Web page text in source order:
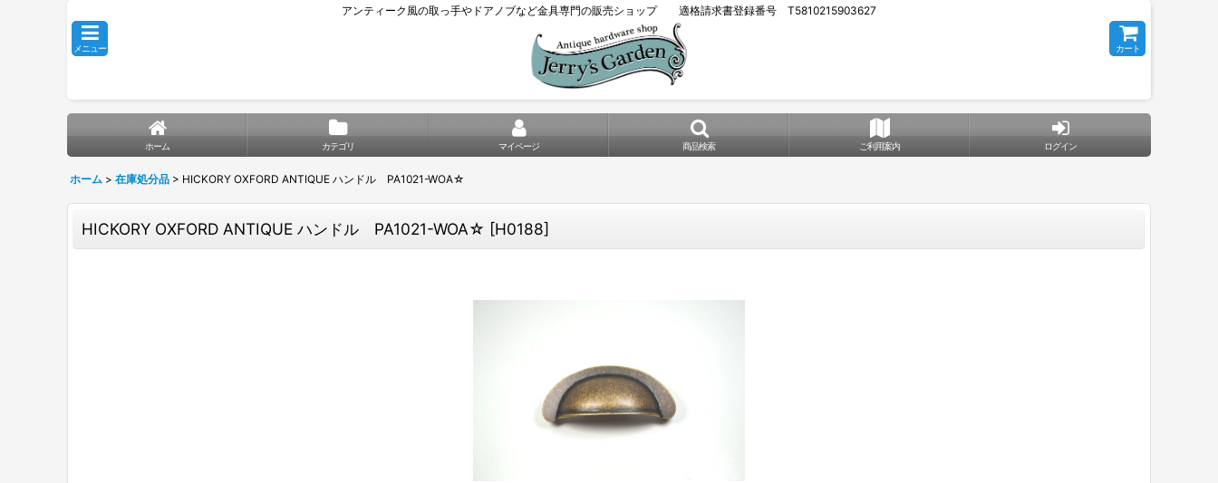
アンティーク風の取っ手やドアノブなど金具専門の販売ショップ 適格請求書登録番号 T5810215903627
メニュー カート
ホーム カテゴリ マイページ 商品検索 ご利用案内 ログイン
ホーム > 在庫処分品 > HICKORY OXFORD ANTIQUE ハンドル PA1021-WOA☆
HICKORY OXFORD ANTIQUE ハンドル PA1021-WOA☆ [H0188]